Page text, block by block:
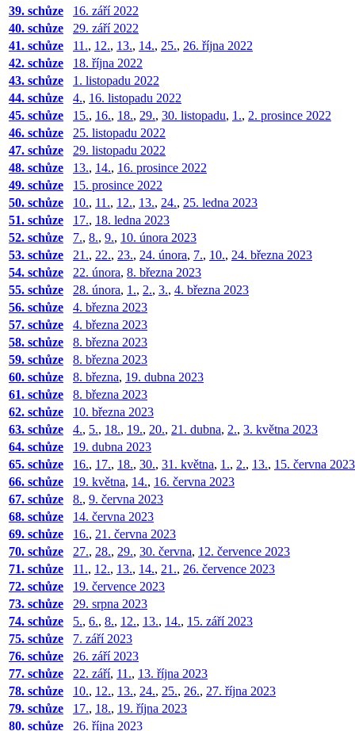
39. schůze
16. září 2022
40. schůze
29. září 2022
41. schůze
11., 12., 13., 14., 25., 26. října 2022
42. schůze
18. října 2022
43. schůze
1. listopadu 2022
44. schůze
4., 16. listopadu 2022
45. schůze
15., 16., 18., 29., 30. listopadu, 1., 2. prosince 2022
46. schůze
25. listopadu 2022
47. schůze
29. listopadu 2022
48. schůze
13., 14., 16. prosince 2022
49. schůze
15. prosince 2022
50. schůze
10., 11., 12., 13., 24., 25. ledna 2023
51. schůze
17., 18. ledna 2023
52. schůze
7., 8., 9., 10. února 2023
53. schůze
21., 22., 23., 24. února, 7., 10., 24. března 2023
54. schůze
22. února, 8. března 2023
55. schůze
28. února, 1., 2., 3., 4. března 2023
56. schůze
4. března 2023
57. schůze
4. března 2023
58. schůze
8. března 2023
59. schůze
8. března 2023
60. schůze
8. března, 19. dubna 2023
61. schůze
8. března 2023
62. schůze
10. března 2023
63. schůze
4., 5., 18., 19., 20., 21. dubna, 2., 3. května 2023
64. schůze
19. dubna 2023
65. schůze
16., 17., 18., 30., 31. května, 1., 2., 13., 15. června 2023
66. schůze
19. května, 14., 16. června 2023
67. schůze
8., 9. června 2023
68. schůze
14. června 2023
69. schůze
16., 21. června 2023
70. schůze
27., 28., 29., 30. června, 12. července 2023
71. schůze
11., 12., 13., 14., 21., 26. července 2023
72. schůze
19. července 2023
73. schůze
29. srpna 2023
74. schůze
5., 6., 8., 12., 13., 14., 15. září 2023
75. schůze
7. září 2023
76. schůze
26. září 2023
77. schůze
22. září, 11., 13. října 2023
78. schůze
10., 12., 13., 24., 25., 26., 27. října 2023
79. schůze
17., 18., 19. října 2023
80. schůze
26. října 2023